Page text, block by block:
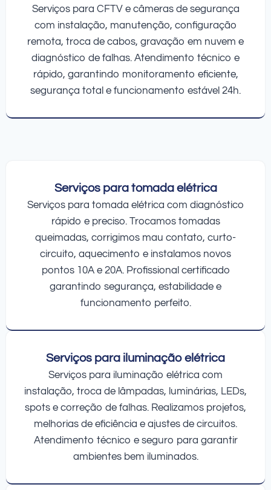
Serviços para CFTV e câmeras de segurança
com instalação, manutenção, configuração
remota, troca de cabos, gravação em nuvem e
diagnóstico de falhas. Atendimento técnico e
rápido, garantindo monitoramento eficiente,
segurança total e funcionamento estável 24h.
Serviços para tomada elétrica
Serviços para tomada elétrica com diagnóstico
rápido e preciso. Trocamos tomadas
queimadas, corrigimos mau contato, curto-
circuito, aquecimento e instalamos novos
pontos 10A e 20A. Profissional certificado
garantindo segurança, estabilidade e
funcionamento perfeito.
Serviços para iluminação elétrica
Serviços para iluminação elétrica com
instalação, troca de lâmpadas, luminárias, LEDs,
spots e correção de falhas. Realizamos projetos,
melhorias de eficiência e ajustes de circuitos.
Atendimento técnico e seguro para garantir
ambientes bem iluminados.